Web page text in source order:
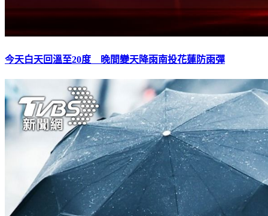
今天白天回溫至20度 晚間變天降雨南投花蓮防雨彈